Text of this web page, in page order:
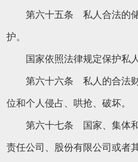
第六十五条 私人合法的储
护。
国家依照法律规定保护私人
第六十六条 私人的合法财
位和个人侵占、哄抢、破坏。
第六十七条 国家、集体和
责任公司、股份有限公司或者